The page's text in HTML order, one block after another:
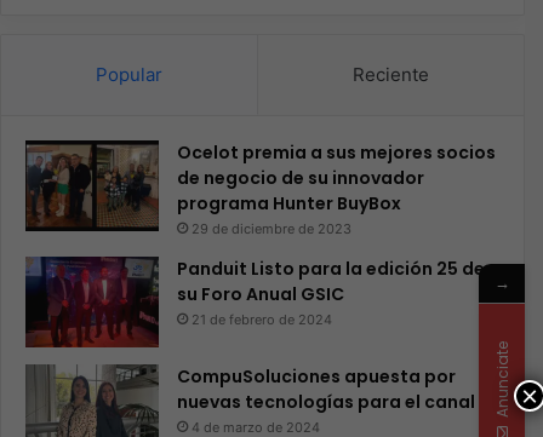
Popular Reciente
Ocelot premia a sus mejores socios
de negocio de su innovador
programa Hunter BuyBox
29 de diciembre de 2023
Panduit Listo para la edición 25 de
su Foro Anual GSIC
21 de febrero de 2024
CompuSoluciones apuesta por
nuevas tecnologías para el canal
4 de marzo de 2024
×
→
Anunciate